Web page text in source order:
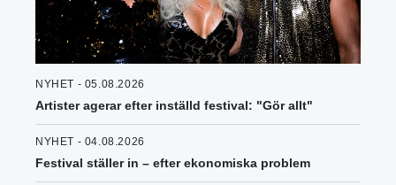
NYHET - 05.08.2026
Artister agerar efter inställd festival: "Gör allt"
NYHET - 04.08.2026
Festival ställer in – efter ekonomiska problem